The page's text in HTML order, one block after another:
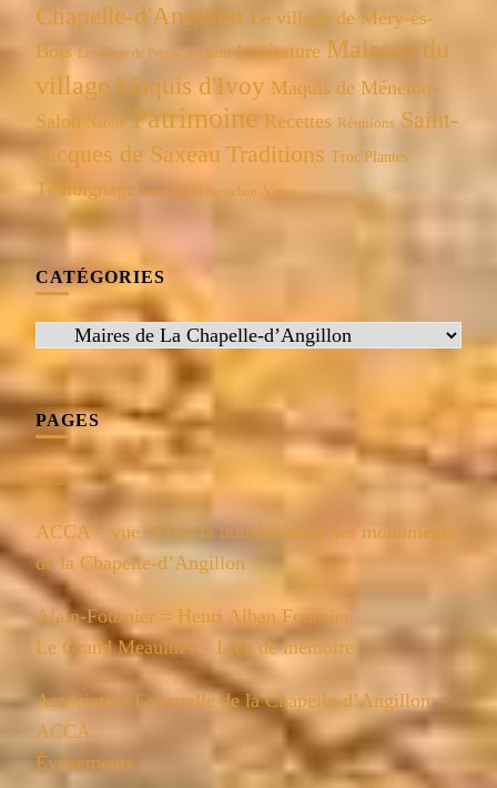
Chapelle-d'Angillon Le village de Méry-ès-
Bois
Le village de Presly-le-Chétif Littérature Maisons du
village Maquis d'Ivoy Maquis de Ménetou-
Salon Nature Patrimoine Recettes Réunions Saint-
Jacques de Saxeau Traditions Troc'Plantes
Témoignage Vieux parler berrichon Vœux
CATÉGORIES
Catégories
PAGES
…./…
ACCA – vue 3D de la numérisation des monuments
de la Chapelle-d’Angillon
Alain-Fournier = Henri Alban Fournier
Le Grand Meaulnes – Lieu de mémoire
Association Culturelle de la Chapelle-d’Angillon –
ACCA
Événements